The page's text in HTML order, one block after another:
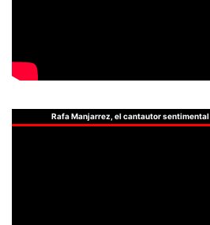
Rafa Manjarrez, el cantautor sentimental